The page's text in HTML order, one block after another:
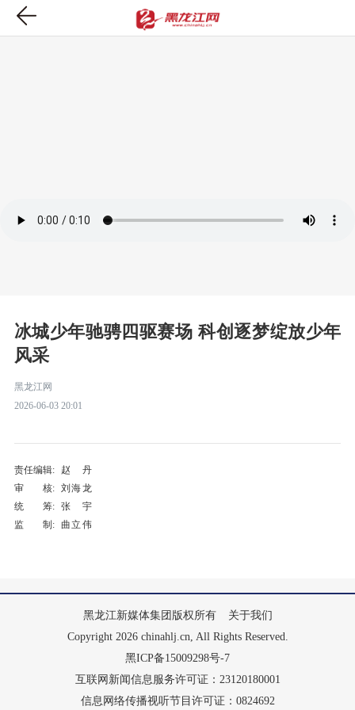
冰城少年驰骋四驱赛场 科创逐梦绽放少年
风采
黑龙江网
2026-06-03 20:01
责任编辑:
赵丹
审 核: 刘海龙
统 筹: 张宇
监 制: 曲立伟
黑龙江新媒体集团版权所有
关于我们
Copyright 2026 chinahlj.cn, All Rights Reserved.
黑ICP备15009298号-7
互联网新闻信息服务许可证：23120180001
信息网络传播视听节目许可证：0824692